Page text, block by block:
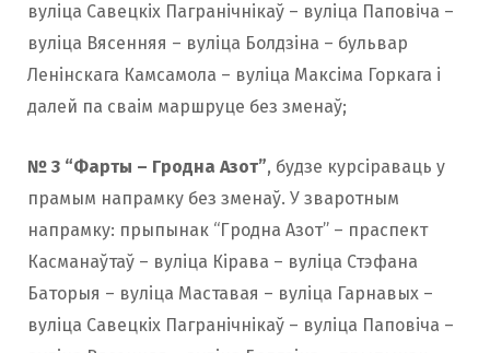
вуліца Савецкіх Пагранічнікаў – вуліца Паповіча –
вуліца Вясенняя – вуліца Болдзіна – бульвар
Ленінскага Камсамола – вуліца Максіма Горкага і
далей па сваім маршруце без зменаў;
№ 3 “Фарты – Гродна Азот”, будзе курсіраваць у
прамым напрамку без зменаў. У зваротным
напрамку: прыпынак “Гродна Азот” – праспект
Касманаўтаў – вуліца Кірава – вуліца Стэфана
Баторыя – вуліца Маставая – вуліца Гарнавых –
вуліца Савецкіх Пагранічнікаў – вуліца Паповіча –